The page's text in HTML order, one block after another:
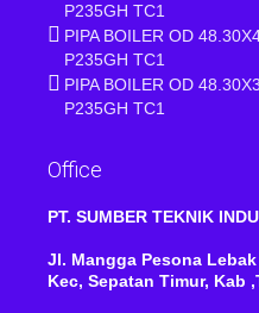
P235GH TC1
PIPA BOILER OD
P235GH TC1
PIPA BOILER OD
P235GH TC1
Office
PT. SUMBER TEKNIK
Jl. Mangga Pesona
Kec, Sepatan Timur, Kab